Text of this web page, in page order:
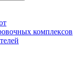
комплексов